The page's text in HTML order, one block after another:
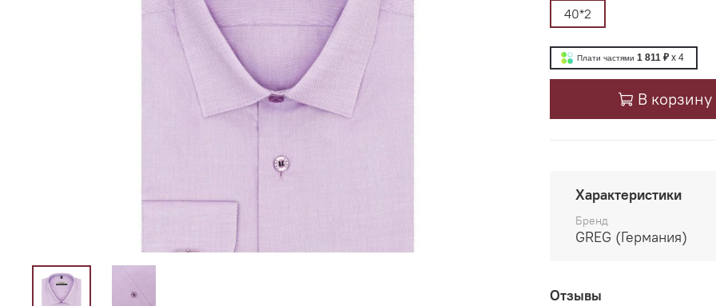
40*2
Плати частями 1 811 ₽ x 4
В корзину
Характеристики
Бренд
GREG (Германия)
Отзывы